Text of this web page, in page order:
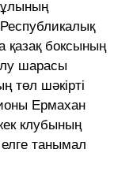
қазақ боксының
шарасы
төл шәкірті
Ермахан
клубының
танымал